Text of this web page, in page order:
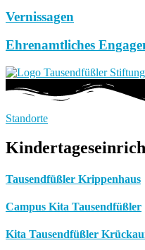
Vernissagen
Ehrenamtliches
Standorte
Tausendfüßler Krippenhaus
Campus Kita Tausendfüßler
Kita Tausendfüßler